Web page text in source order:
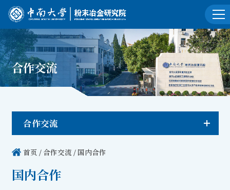
合作交流
合作交流
国内合作
首页 /合作交流 / 国内合作